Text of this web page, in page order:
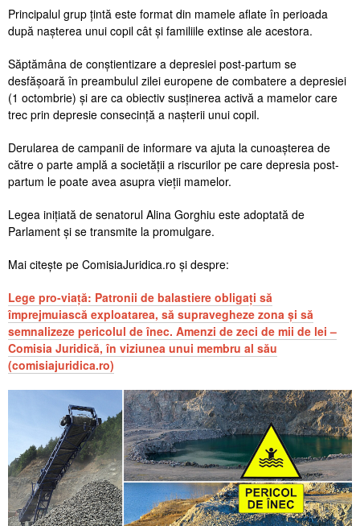
Principalul grup țintă este format din mamele aflate în perioada
după nașterea unui copil cât și familiile extinse ale acestora.
Săptămâna de conștientizare a depresiei post-partum se
desfășoară în preambulul zilei europene de combatere a depresiei
(1 octombrie) și are ca obiectiv susținerea activă a mamelor care
trec prin depresie consecință a nașterii unui copil.
Derularea de campanii de informare va ajuta la cunoașterea de
către o parte amplă a societății a riscurilor pe care depresia post-
partum le poate avea asupra vieții mamelor.
Legea inițiată de senatorul Alina Gorghiu este adoptată de
Parlament și se transmite la promulgare.
Mai citește pe ComisiaJuridica.ro și despre:
Lege pro-viață: Patronii de balastiere obligați să
împrejmuiască exploatarea, să supravegheze zona și să
semnalizeze pericolul de înec. Amenzi de zeci de mii de lei –
Comisia Juridică, în viziunea unui membru al său
(comisiajuridica.ro)